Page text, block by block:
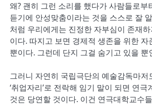
왜? 괜히 그런 소리를 했다가 사람들로부
듣기에 안성맞춤이라는 것을 스스로 잘
처럼 우리에게는 진정한 자부심이 존재
이다. 따지고 보면 경제적 생존을 위한
뿐이다. 그런데 단지 그걸 숨기고 있을 뿐
그러니 자연히 국립극단의 예술감독마저
‘취업자리’로 전락해 임기 말이 되면 연
것은 당연할 것이다. 이건 연극대학교수